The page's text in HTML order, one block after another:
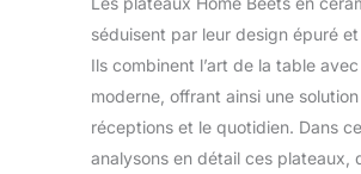
séduisent par leur design épuré
Ils combinent l’art de la table
moderne, offrant ainsi une
réceptions et le quotidien. Dans
analysons en détail ces plateaux,